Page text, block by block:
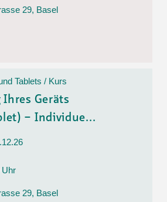
29, Basel
Tablets / Kurs
Geräts
– Individue...
Uhr
29, Basel